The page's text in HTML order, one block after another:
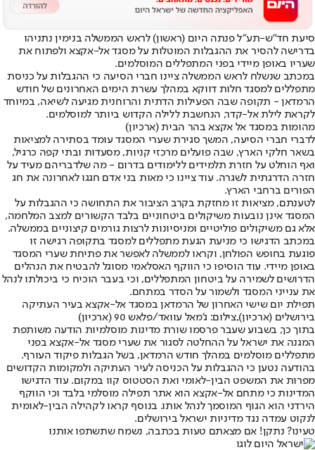
סיעת חד"ש-תע"ל פנתה היום (ראשון) לראש הממשלה בנימין נתניהו
בדרישה להסיר את ההגבלות המוטלות על מסגד אל-אקצא ולפתוח את
שעריו באופן מיידי בפני המתפללים המוסלמים.
במכתב שנשלח לראש הממשלה ציינו חברי הסיעה כי ההגבלות על כניסת
מתפללים למסגד חלות דווקא במהלך עשרת הימים האחרונים של חודש
הרמדאן - תקופה שבה הפעילות הדתית והרוחנית מגיעה לשיאה, במיוחד
לקראת לילת אל-קדר, הנחשבת ללילה הקדוש ביותר למוסלמים.
מהומות במסגד אל אקצא בהר הבית (ארכיון)
לדברי חברי הסיעה, המשך סגירת שערי המסגד עומד בסתירה למציאות
בשאר חלקי הארץ, שבה פועלים מרכזי קניות, מסעדות ובתי קפה כרגיל,
ואף הוחלט על חזרת תלמידים ללימודים בדרום - מה שלדבריהם מעיד על
חזרה הדרגתית לשגרה. עוד ציינו כי מאות בני אדם חגגו לאחרונה את חג
הפורים ברחבי הארץ.
לטענתם, מציאות זו מחזקת בקרב הציבור את התחושה כי ההגבלות על
המסגד אינן נובעות משיקולים ביטחוניים בלבד הקשורים למצב המלחמה,
אלא גם משיקולים פוליטיים ומניסיונות לרצות גורמים קיצוניים בממשלה.
במכתב הדגישו כי מניעת הגעת מתפללים למסגד בתקופה רגישה זו
פוגעת בחופש הפולחן, וקראו לממשלה לאפשר את פתיחת שערי המסגד
באופן מיידי. עוד הוסיפו כי הווקף האסלאמי מסוגל להבטיח את הנהלים
הדרושים לשמירה על ביטחון המתפללים, וכי בעבר הוכיח כי ביכולתו לנהל
את ענייני המסגד ולשמור על הסדר במתחם.
תפילת יום שישי האחרון של הרמדאן במסגד אל-אקצא בעיר העתיקה
בירושלים (ארכיון),צילום: ג'מאל עוואד/פלאש 90 (ארכיון)
בתוך כך, בשבוע שעבר פרסמו שורת מדינות מוסלמיות הודעה משותפת
המגנה את ישראל על ההחלטה לסגור את שערי מסגד אל-אקצא בפני
מתפללים מוסלמים במהלך חודש הרמדאן, בשל הגבלות פיקוד העורף.
בהודעה נטען כי ההגבלות על הכניסה לעיר העתיקה ולמקומות הקדושים
מפרות את המשפט הבין-לאומי ואת הסטטוס קוו במקום. עוד הדגישו
המדינות כי מתחם אל-אקצא הוא אתר תפילה מוסלמי בלבד וכי הווקף
הירדני הוא הגוף המוסמך לנהל אותו. בנוסף קראו לקהילה הבין-לאומית
לנקוט עמדה נגד מדיניות ישראל בירושלים.
טעינו? נתקן! אם מצאתם טעות בכתבה, נשמח שתשתפו אותנו